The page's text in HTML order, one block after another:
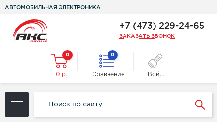
АВТОМОБИЛЬНАЯ ЭЛЕКТРОНИКА
+7 (473) 229-24-65
ЗАКАЗАТЬ ЗВОНОК
0
0 р.
0
Сравнение Войти